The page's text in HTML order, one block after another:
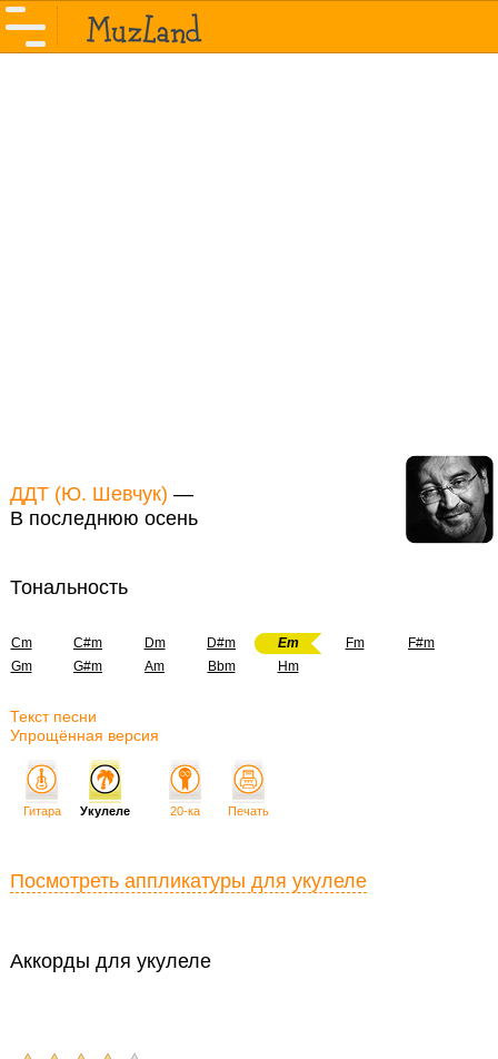
ДДТ (Ю. Шевчук) —
В последнюю осень
Тональность
Cm C#m Dm D#m Em Fm
F#m
Gm
G#m Am Bbm Hm
Текст песни
Упрощённая версия
Аккорды для укулеле
Гитара Укулеле 20-ка Печать
Посмотреть аппликатуры для укулеле